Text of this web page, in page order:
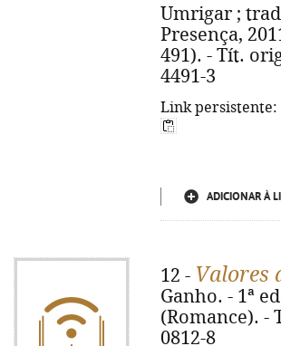
Umrigar ;
Presença,
491). - Tít.
4491-3
Link
ADICIONAR À
12 - Valores
Ganho. - 1ª
(Romance). -
0812-8